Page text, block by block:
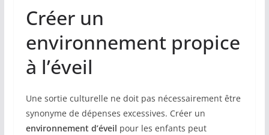
Créer un
environnement propice
à l’éveil
Une sortie culturelle ne doit pas nécessairement être
synonyme de dépenses excessives. Créer un
environnement d’éveil pour les enfants peut